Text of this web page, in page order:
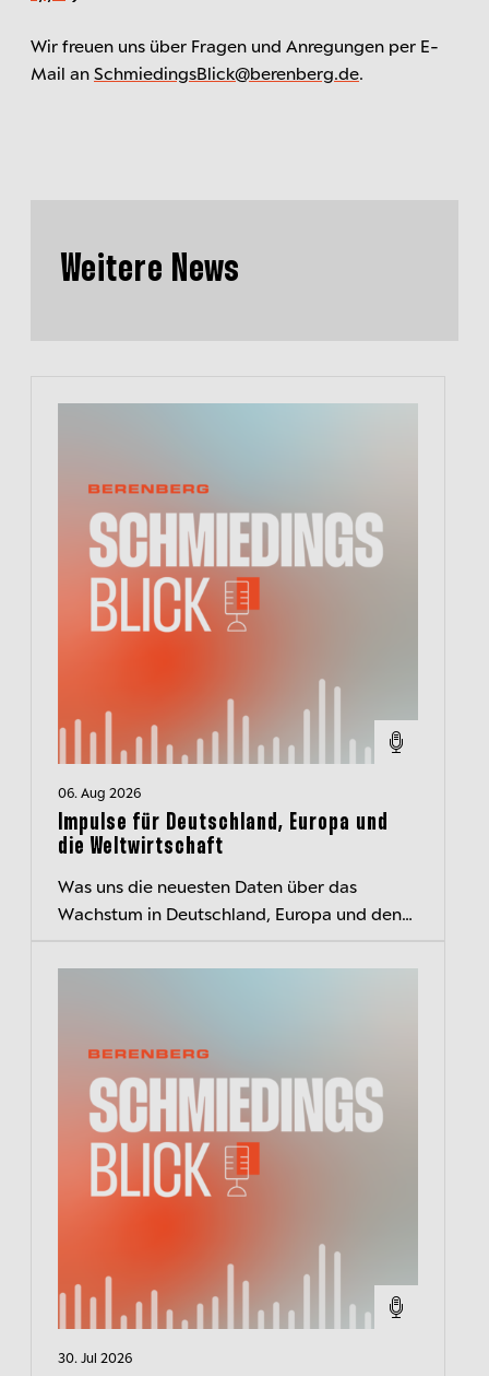
Wir freuen uns über Fragen und Anregungen per E-
Mail an SchmiedingsBlick@berenberg.de.
Weitere News
06. Aug 2026
Impulse für Deutschland, Europa und
die Weltwirtschaft
Was uns die neuesten Daten über das
Wachstum in Deutschland, Europa und den
30. Jul 2026